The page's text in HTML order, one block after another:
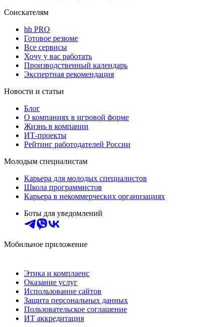
Соискателям
hh PRO
Готовое резюме
Все сервисы
Хочу у вас работать
Производственный календарь
Экспертная рекомендация
Новости и статьи
Блог
О компаниях в игровой форме
Жизнь в компании
ИТ-проекты
Рейтинг работодателей России
Молодым специалистам
Карьера для молодых специалистов
Школа программистов
Карьера в некоммерческих организациях
Боты для уведомлений
Мобильное приложение
Этика и комплаенс
Оказание услуг
Использование сайтов
Защита персональных данных
Пользовательское соглашение
ИТ аккредитация